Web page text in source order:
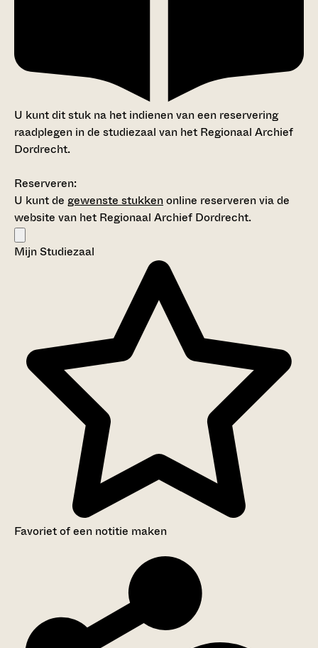
U kunt dit stuk na het indienen van een reservering
raadplegen in de studiezaal van het Regionaal Archief
Dordrecht.
Reserveren:
U kunt de gewenste stukkenonline reserveren via de
website van het Regionaal Archief Dordrecht.
Mijn Studiezaal
Favoriet of een notitie maken